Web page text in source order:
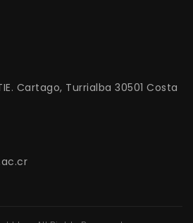
Cartago, Turrialba 30501 Costa